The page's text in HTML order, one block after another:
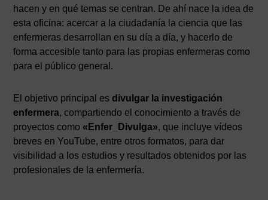
hacen y en qué temas se centran. De ahí nace la idea de
esta oficina: acercar a la ciudadanía la ciencia que las
enfermeras desarrollan en su día a día, y hacerlo de
forma accesible tanto para las propias enfermeras como
para el público general.
El objetivo principal esdivulgar la investigación
enfermera, compartiendo el conocimiento a través de
proyectos como «Enfer_Divulga», que incluye vídeos
breves en YouTube, entre otros formatos, para dar
visibilidad a los estudios y resultados obtenidos por las
profesionales de la enfermería.